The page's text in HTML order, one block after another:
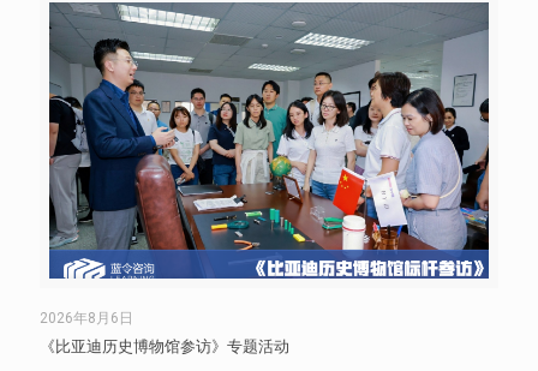
2026年8月6日
《比亚迪历史博物馆参访》专题活动